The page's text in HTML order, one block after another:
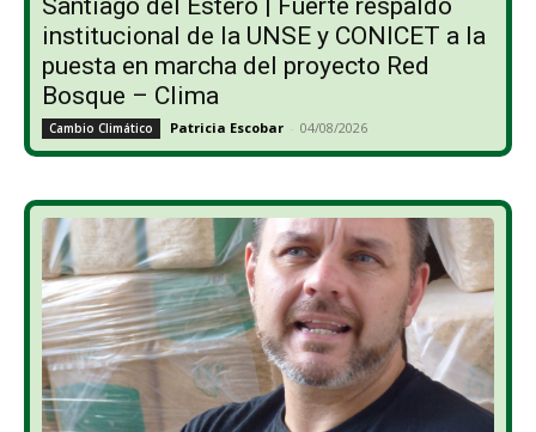
institucional de la UNSE y CONICET a la
puesta en marcha del proyecto Red
Bosque – Clima
Cambio Climático Patricia Escobar - 04/08/2026